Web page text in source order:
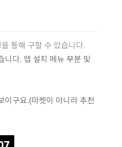
통해 구할 수 있습니다.
니다. 앱 설치 메뉴 부분 및
이구요.(마켓이 아니라 추천